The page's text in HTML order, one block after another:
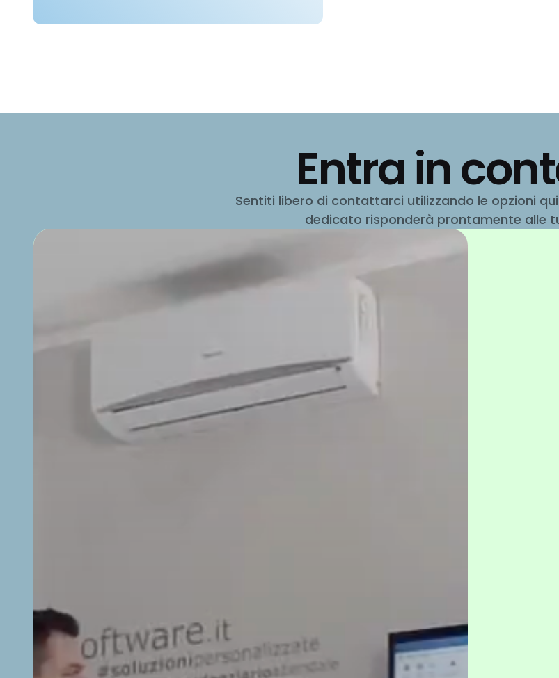
Entra in
Sentiti libero di contattarci utilizzando le opzioni
dedicato risponderà prontamente alle